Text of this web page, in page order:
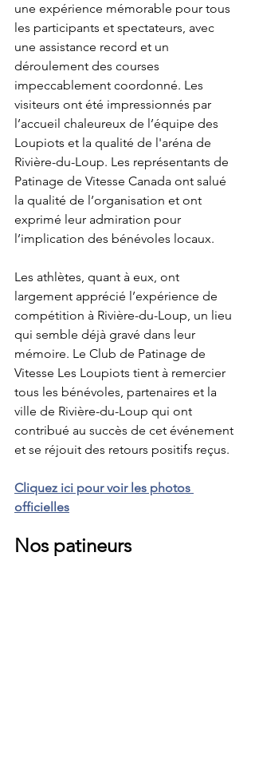
une expérience mémorable pour tous
les participants et spectateurs, avec
une assistance record et un
déroulement des courses
impeccablement coordonné. Les
visiteurs ont été impressionnés par
l’accueil chaleureux de l’équipe des
Loupiots et la qualité de l'aréna de
Rivière-du-Loup. Les représentants de
Patinage de Vitesse Canada ont salué
la qualité de l’organisation et ont
exprimé leur admiration pour
l’implication des bénévoles locaux.
Les athlètes, quant à eux, ont
largement apprécié l’expérience de
compétition à Rivière-du-Loup, un lieu
qui semble déjà gravé dans leur
mémoire. Le Club de Patinage de
Vitesse Les Loupiots tient à remercier
tous les bénévoles, partenaires et la
ville de Rivière-du-Loup qui ont
contribué au succès de cet événement
et se réjouit des retours positifs reçus.
Cliquez ici pour voir les photos
officielles
Nos patineurs